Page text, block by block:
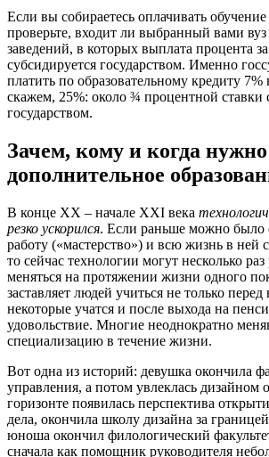
Если вы собираетесь оплачивать обучение
проверьте, входит ли выбранный вами
заведений, в которых выплата процента
субсидируется государством. Именно
платить по образовательному кредиту 7%
скажем, 25%: около ¾ процентной ставки
государством.
Зачем, кому и когда нужно
дополнительное
В конце XX – начале XXI века
резко ускорился. Если раньше можно было
работу («мастерство») и всю жизнь в ней
то сейчас технологии могут несколько
меняться на протяжении жизни одного
заставляет людей учиться не только
некоторые учатся и после выхода на
удовольствие. Многие неоднократно
специализацию в течение жизни.
Вот одна из историй: девушка окончила
управления, а потом увлеклась дизайном
горизонте появилась перспектива
дела, окончила школу дизайна за
юноша окончил филологический
сначала как помощник руководителя